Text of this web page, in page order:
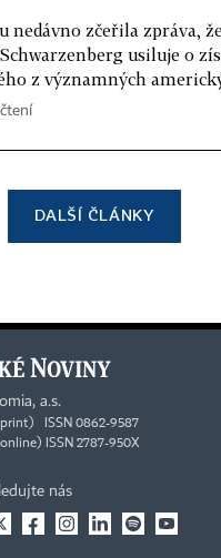
nedávno zčeřila zpráva,
usiluje o
z významných
DALŠÍ ČLÁNKY
a.s.
ISSN 0862-9587
ISSN 2787-950X
nás